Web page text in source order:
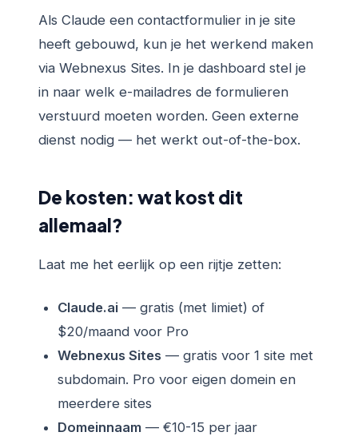
Als Claude een contactformulier in je site
heeft gebouwd, kun je het werkend maken
via Webnexus Sites. In je dashboard stel je
in naar welk e-mailadres de formulieren
verstuurd moeten worden. Geen externe
dienst nodig — het werkt out-of-the-box.
De kosten: wat kost dit
allemaal?
Laat me het eerlijk op een rijtje zetten:
Claude.ai — gratis (met limiet) of
$20/maand voor Pro
Webnexus Sites — gratis voor 1 site met
subdomain. Pro voor eigen domein en
meerdere sites
Domeinnaam — €10-15 per jaar